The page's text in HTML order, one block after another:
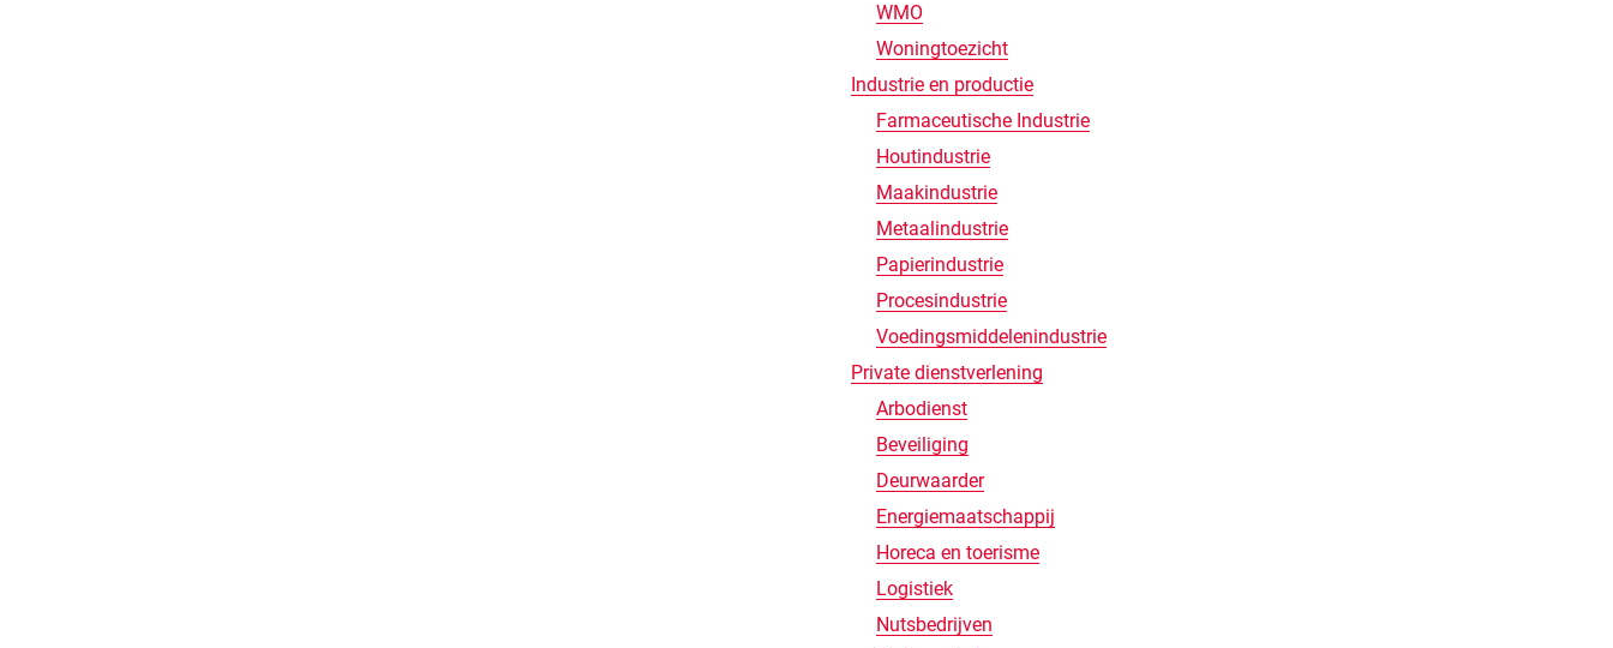
WMO
Woningtoezicht
Industrie en productie
Farmaceutische Industrie
Houtindustrie
Maakindustrie
Metaalindustrie
Papierindustrie
Procesindustrie
Voedingsmiddelenindustrie
Private dienstverlening
Arbodienst
Beveiliging
Deurwaarder
Energiemaatschappij
Horeca en toerisme
Logistiek
Nutsbedrijven